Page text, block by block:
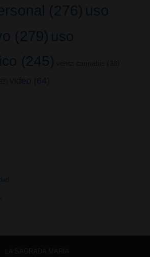
(276) uso
(279) uso
(245) venta cannabis (38)
video (64)